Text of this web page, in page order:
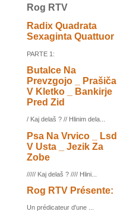
Rog RTV
Radix Quadrata
Sexaginta Quattuor
PARTE 1:
Butalce Na
Prevzgojo _ Prašiča
V Kletko _ Bankirje
Pred Zid
/ Kaj delaš ? // Hlinim dela...
Psa Na Vrvico _ Lsd
V Usta _ Jezik Za
Zobe
///// Kaj delaš ? //// Hlini...
Rog RTV Présente:
Un prédicateur d'une ...